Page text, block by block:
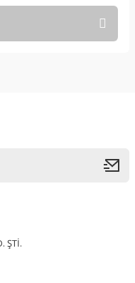
ŞTİ.